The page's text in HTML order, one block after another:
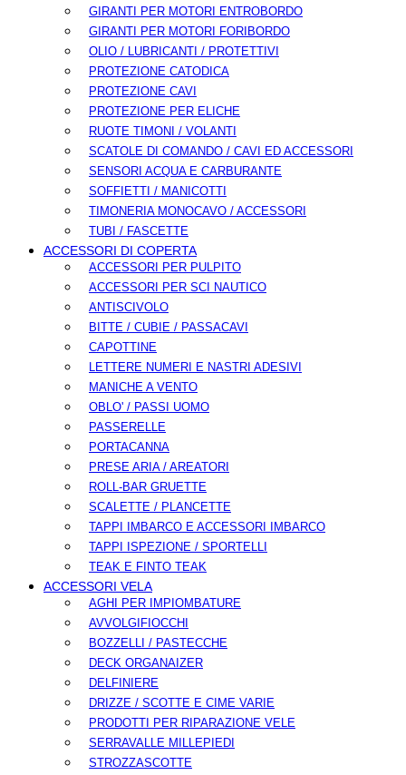
GIRANTI PER MOTORI ENTROBORDO
GIRANTI PER MOTORI FORIBORDO
OLIO / LUBRICANTI / PROTETTIVI
PROTEZIONE CATODICA
PROTEZIONE CAVI
PROTEZIONE PER ELICHE
RUOTE TIMONI / VOLANTI
SCATOLE DI COMANDO / CAVI ED ACCESSORI
SENSORI ACQUA E CARBURANTE
SOFFIETTI / MANICOTTI
TIMONERIA MONOCAVO / ACCESSORI
TUBI / FASCETTE
ACCESSORI DI COPERTA
ACCESSORI PER PULPITO
ACCESSORI PER SCI NAUTICO
ANTISCIVOLO
BITTE / CUBIE / PASSACAVI
CAPOTTINE
LETTERE NUMERI E NASTRI ADESIVI
MANICHE A VENTO
OBLO' / PASSI UOMO
PASSERELLE
PORTACANNA
PRESE ARIA / AREATORI
ROLL-BAR GRUETTE
SCALETTE / PLANCETTE
TAPPI IMBARCO E ACCESSORI IMBARCO
TAPPI ISPEZIONE / SPORTELLI
TEAK E FINTO TEAK
ACCESSORI VELA
AGHI PER IMPIOMBATURE
AVVOLGIFIOCCHI
BOZZELLI / PASTECCHE
DECK ORGANAIZER
DELFINIERE
DRIZZE / SCOTTE E CIME VARIE
PRODOTTI PER RIPARAZIONE VELE
SERRAVALLE MILLEPIEDI
STROZZASCOTTE